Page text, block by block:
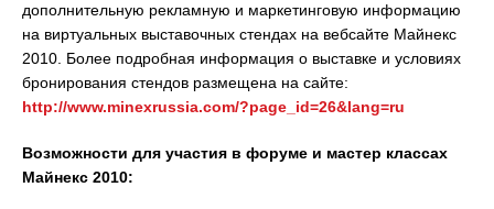
дополнительную рекламную и маркетинговую информацию
на виртуальных выставочных стендах на вебсайте Майнекс
2010. Более подробная информация о выставке и условиях
бронирования стендов размещена на сайте:
http://www.minexrussia.com/?page_id=26&lang=ru
Возможности для участия в форуме и мастер классах
Майнекс 2010: